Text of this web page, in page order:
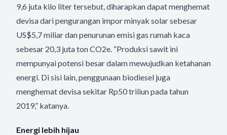
9,6 juta kilo liter tersebut, diharapkan dapat menghemat
devisa dari pengurangan impor minyak solar sebesar
US$5,7 miliar dan penurunan emisi gas rumah kaca
sebesar 20,3 juta ton CO2e. “Produksi sawit ini
mempunyai potensi besar dalam mewujudkan ketahanan
energi. Di sisi lain, penggunaan biodiesel juga
menghemat devisa sekitar Rp50 triliun pada tahun
2019,” katanya.
Energi lebih hijau